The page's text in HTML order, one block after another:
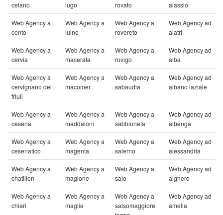
celano
lugo
rovato
alassio
Web Agency a
cento
Web Agency a
luino
Web Agency a
rovereto
Web Agency ad
alatri
Web Agency a
cervia
Web Agency a
macerata
Web Agency a
rovigo
Web Agency ad
alba
Web Agency a
cervignano del
friuli
Web Agency a
macomer
Web Agency a
sabaudia
Web Agency ad
albano laziale
Web Agency a
cesena
Web Agency a
maddaloni
Web Agency a
sabbioneta
Web Agency ad
albenga
Web Agency a
cesenatico
Web Agency a
magenta
Web Agency a
salerno
Web Agency ad
alessandria
Web Agency a
chatillon
Web Agency a
magione
Web Agency a
salo
Web Agency ad
alghero
Web Agency a
chiari
Web Agency a
maglie
Web Agency a
salsomaggiore
Web Agency ad
amelia